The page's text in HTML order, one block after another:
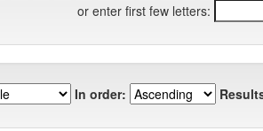
or enter first few letters:
In order: